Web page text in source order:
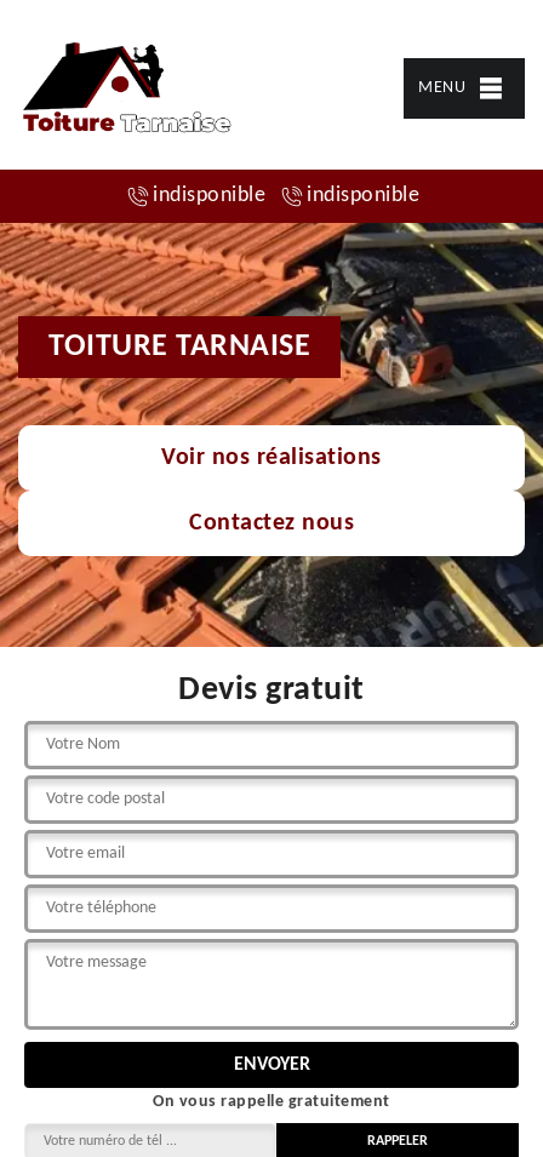
MENU
indisponible indisponible
TOITURE TARNAISE
Voir nos réalisations
Contactez nous
Devis gratuit
On vous rappelle gratuitement